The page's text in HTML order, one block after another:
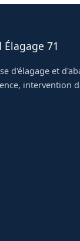
Élagage 71
d'élagage et
intervention